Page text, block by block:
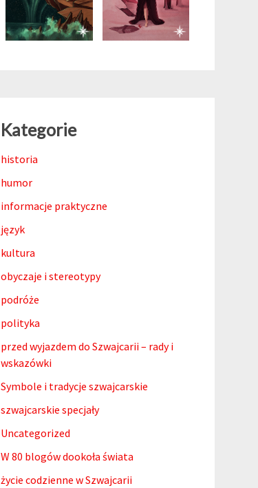
Kategorie
historia
humor
informacje praktyczne
język
kultura
obyczaje i stereotypy
podróże
polityka
przed wyjazdem do Szwajcarii – rady i
wskazówki
Symbole i tradycje szwajcarskie
szwajcarskie specjały
Uncategorized
W 80 blogów dookoła świata
życie codzienne w Szwajcarii